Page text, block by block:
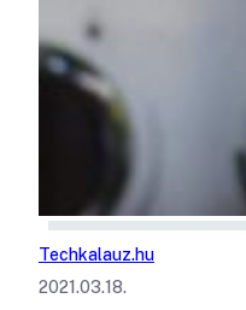
Techkalauz.hu
2021.03.18.